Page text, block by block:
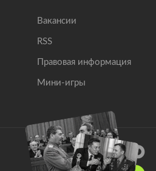
Вакансии
RSS
Правовая информация
Мини-игры